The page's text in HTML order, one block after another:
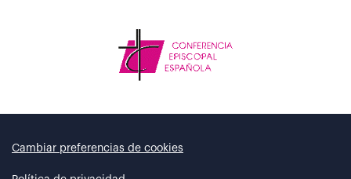
Cambiar preferencias de cookies